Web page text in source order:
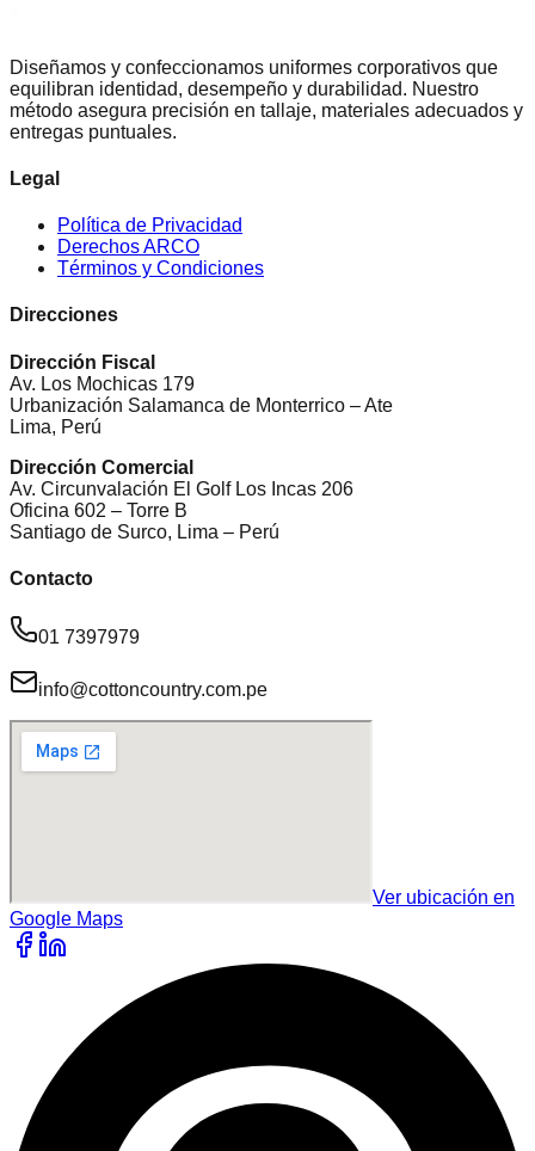
Diseñamos y confeccionamos uniformes corporativos que
equilibran identidad, desempeño y durabilidad. Nuestro
método asegura precisión en tallaje, materiales adecuados y
entregas puntuales.
Legal
Política de Privacidad
Derechos ARCO
Términos y Condiciones
Direcciones
Dirección Fiscal
Av. Los Mochicas 179
Urbanización Salamanca de Monterrico – Ate
Lima, Perú
Dirección Comercial
Av. Circunvalación El Golf Los Incas 206
Oficina 602 – Torre B
Santiago de Surco, Lima – Perú
Contacto
01 7397979
info@cottoncountry.com.pe
Ver ubicación en
Google Maps